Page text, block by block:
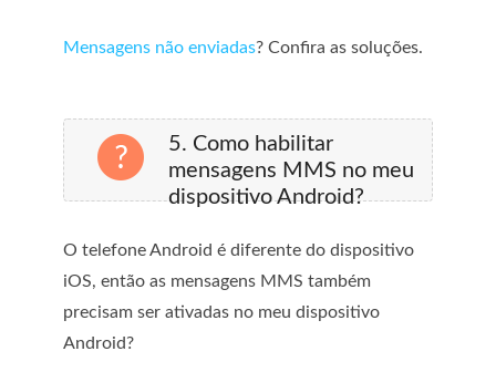
Mensagens não enviadas? Confira as soluções.
5. Como habilitar
mensagens MMS no meu
dispositivo Android?
O telefone Android é diferente do dispositivo
iOS, então as mensagens MMS também
precisam ser ativadas no meu dispositivo
Android?